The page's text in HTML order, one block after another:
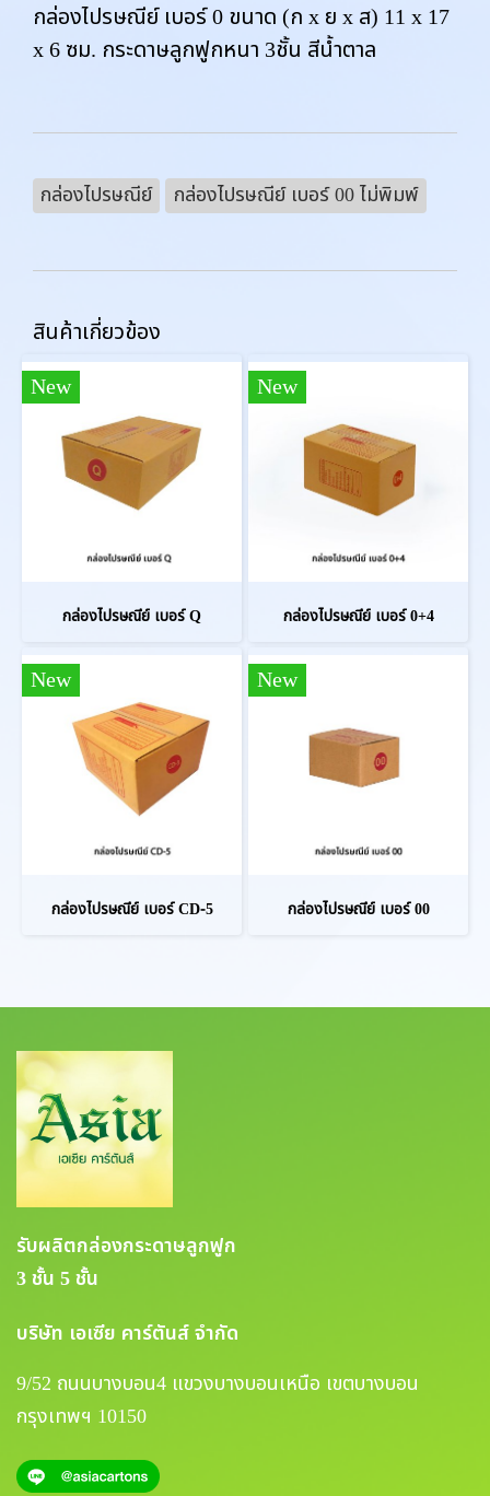
กล่องไปรษณีย์ เบอร์ 0 ขนาด (ก x ย x ส) 11 x 17
x 6 ซม. กระดาษลูกฟูกหนา 3ชั้น สีน้ำตาล
กล่องไปรษณีย์ กล่องไปรษณีย์ เบอร์ 00 ไม่พิมพ์
สินค้าเกี่ยวข้อง
New
กล่องไปรษณีย์ เบอร์ Q
New
กล่องไปรษณีย์ เบอร์ 0+4
New
กล่องไปรษณีย์ เบอร์ CD-5
New
กล่องไปรษณีย์ เบอร์ 00
รับผลิตกล่องกระดาษลูกฟูก
3 ชั้น 5 ชั้น
บริษัท เอเซีย คาร์ตันส์ จำกัด
9/52 ถนนบางบอน4 แขวงบางบอนเหนือ เขตบางบอน
กรุงเทพฯ 10150